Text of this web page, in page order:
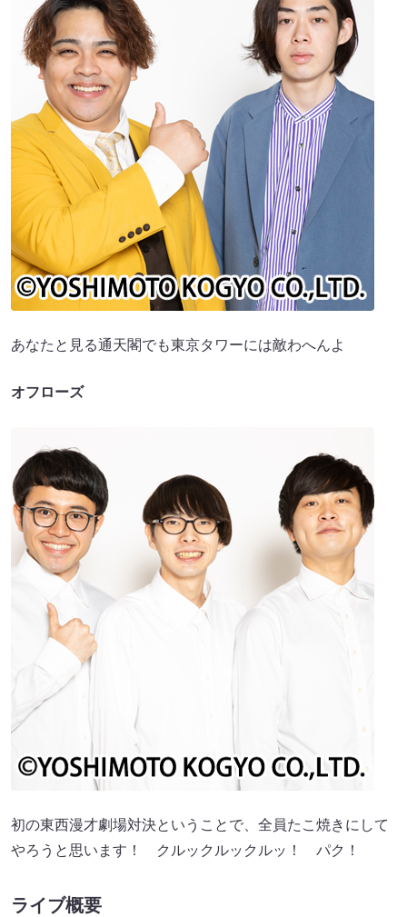
あなたと見る通天閣でも東京タワーには敵わへんよ
オフローズ
初の東西漫才劇場対決ということで、全員たこ焼きにして
やろうと思います！ クルックルックルッ！ パク！
ライブ概要